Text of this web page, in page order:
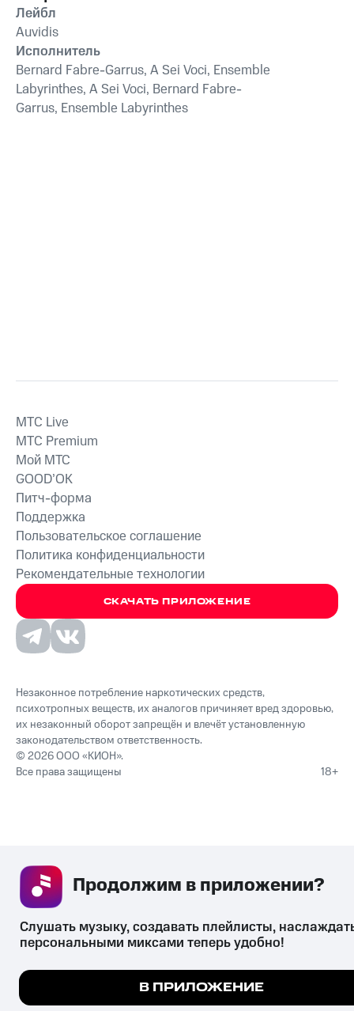
String Orchestra
Антонио Вивальди
Лейбл
Auvidis
Исполнитель
Bernard Fabre-Garrus, A Sei Voci, Ensemble
Labyrinthes, A Sei Voci, Bernard Fabre-
Garrus, Ensemble Labyrinthes
СКАЧАТЬ ПРИЛОЖЕНИЕ
MTС Live
MTС Premium
Мой МТС
GOOD’OK
Питч-форма
Поддержка
Пользовательское соглашение
Политика конфиденциальности
Рекомендательные технологии
Незаконное потребление наркотических средств,
психотропных веществ, их аналогов причиняет вред здоровью,
их незаконный оборот запрещён и влечёт установленную
законодательством ответственность.
© 2026 ООО «КИОН».
Все права защищены
18+
Мы используем куки, чтобы на сайте все работало.
Продолжим в приложении?
Слушать музыку, создавать плейлисты,
персональными миксами теперь удобно!
В ПРИЛОЖЕНИЕ